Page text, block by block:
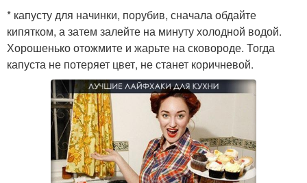
* капусту для начинки, порубив, сначала обдайте
кипятком, а затем залейте на минуту холодной водой.
Хорошенько отожмите и жарьте на сковороде. Тогда
капуста не потеряет цвет, не станет коричневой.